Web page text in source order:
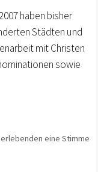
haben bisher
Städten und
mit Christen
sowie
eine Stimme